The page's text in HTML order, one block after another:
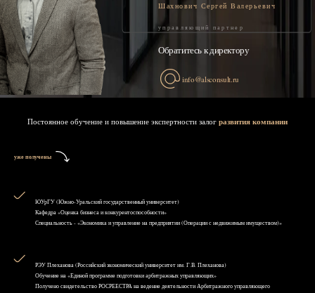
Шахнович Сергей Валерьевич
управляющий партнер
Обратитесь к директору
info@alsconsult.ru
Постоянное обучение и повышение экспертности залог развития компании
уже получены
ЮУрГУ (Южно-Уральский государственный университет)
Кафедра «Оценка бизнеса и конкурентоспособности»
Специальность - «Экономика и управление на предприятии (Операции с недвижимым имуществом)»
РЭУ Плеханова (Российский экономический университет им. Г.В. Плеханова)
Обучение на «Единой программе подготовки арбитражных управляющих»
Получено свидетельство РОСРЕЕСТРА на ведение деятельности Арбитражного управляющего